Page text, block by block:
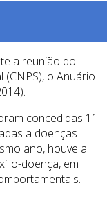
a reunião do
(CNPS), o Anuário
concedidas 11
a doenças
ano, houve a
doença, em